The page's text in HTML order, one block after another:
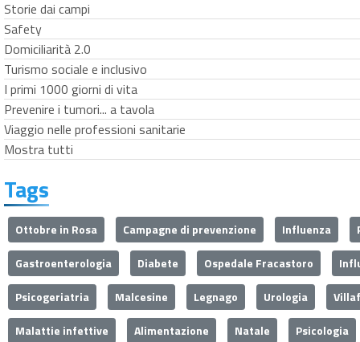
Storie dai campi
Safety
Domiciliarità 2.0
Turismo sociale e inclusivo
I primi 1000 giorni di vita
Prevenire i tumori... a tavola
Viaggio nelle professioni sanitarie
Mostra tutti
Tags
Ottobre in Rosa Campagne di prevenzione Influenza
Gastroenterologia
Diabete Ospedale Fracastoro
Psicogeriatria
Malcesine Legnago Urologia
Malattie infettive
Alimentazione Natale
Psicologia